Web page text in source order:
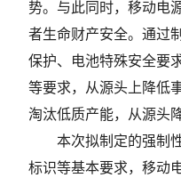
势。与此同时，移动电
者生命财产安全。通过
保护、电池特殊安全要
等要求，从源头上降低
淘汰低质产能，从源头
本次拟制定的强制性
标识等基本要求，移动